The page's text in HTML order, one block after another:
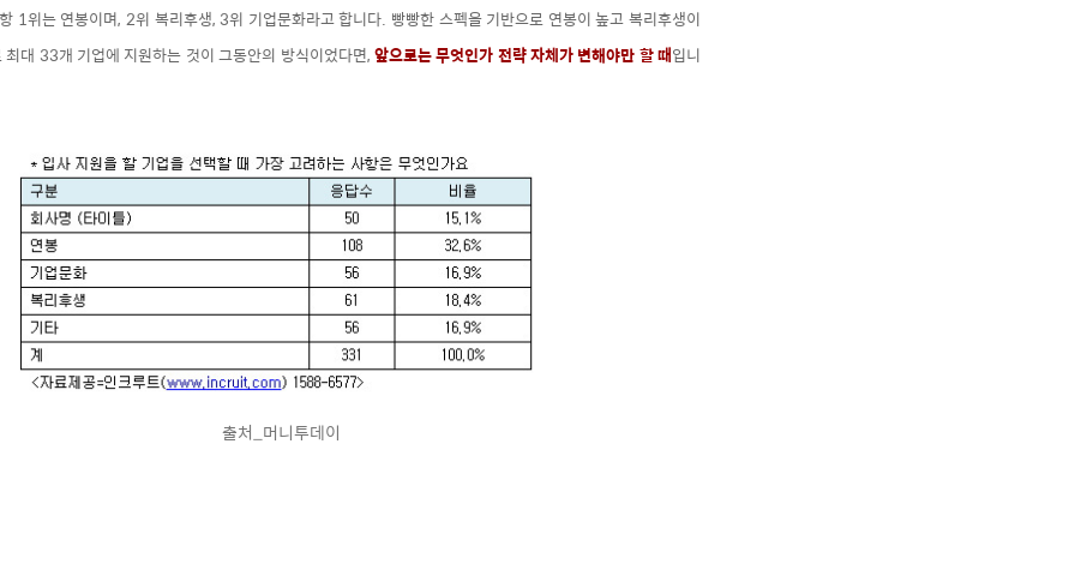
1위는 연봉이며, 2위 복리후생, 3위 기업문화라고 합니다. 빵빵한 스펙을 기반으로 연봉이 높고 복리후생이
최대 33개 기업에 지원하는 것이 그동안의 방식이었다면,앞으로는 무엇인가 전략 자체가 변해야만 할 때입니
출처_머니투데이